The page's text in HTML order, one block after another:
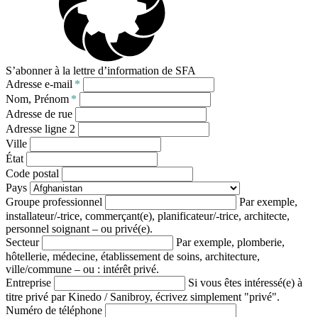
S’abonner à la lettre d’information de SFA
Adresse e-mail *
Nom, Prénom *
Adresse de rue
Adresse ligne 2
Ville
État
Code postal
Pays
Groupe professionnel
Par exemple,
installateur/-trice, commerçant(e), planificateur/-trice, architecte,
personnel soignant – ou privé(e).
Secteur
Par exemple, plomberie,
hôtellerie, médecine, établissement de soins, architecture,
ville/commune – ou : intérêt privé.
Entreprise
Si vous êtes intéressé(e) à
titre privé par Kinedo / Sanibroy, écrivez simplement "privé".
Numéro de téléphone